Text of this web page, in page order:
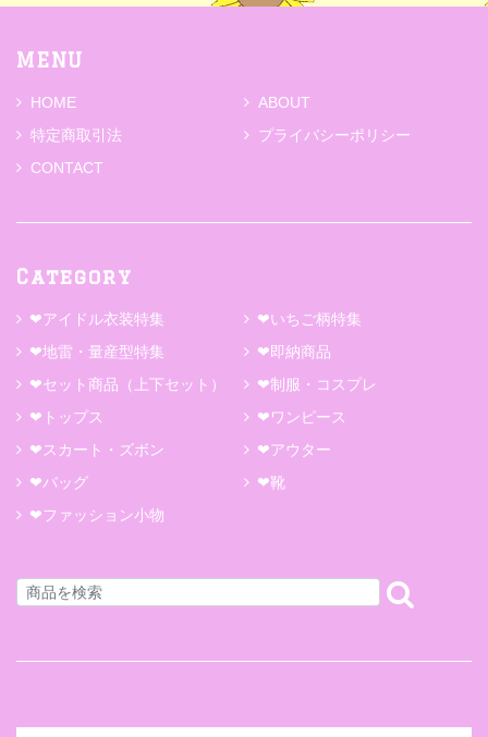
MENU
HOME
ABOUT
特定商取引法
プライバシーポリシー
CONTACT
Category
❤アイドル衣装特集
❤いちご柄特集
❤地雷・量産型特集
❤即納商品
❤セット商品（上下セット）
❤制服・コスプレ
❤トップス
❤ワンピース
❤スカート・ズボン
❤アウター
❤バッグ
❤靴
❤ファッション小物